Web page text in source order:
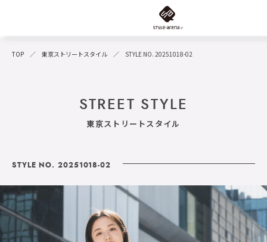
TOP 東京ストリートスタイル STYLE NO. 20251018-02
STREET STYLE
東京ストリートスタイル
STYLE NO. 20251018-02